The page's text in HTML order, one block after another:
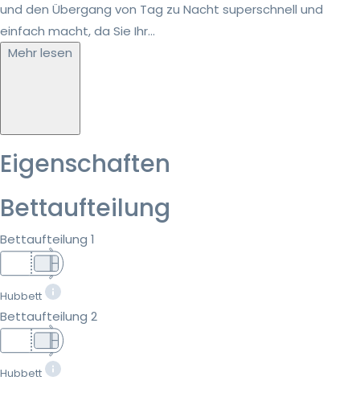
und den Übergang von Tag zu Nacht superschnell und
einfach macht, da Sie Ihr...
Mehr lesen
Eigenschaften
Bettaufteilung
Bettaufteilung 1
Hubbett
Bettaufteilung 2
Hubbett